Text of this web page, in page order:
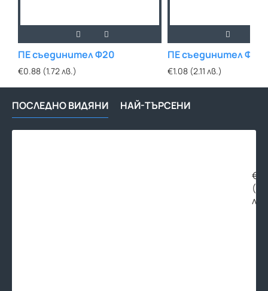
ПЕ съединител Ф20
€0.88 (1.72 лв.)
ПЕ съединител Ф25
€1.08 (2.11 лв.)
ПОСЛЕДНО ВИДЯНИ НАЙ-ТЪРСЕНИ
лв.)